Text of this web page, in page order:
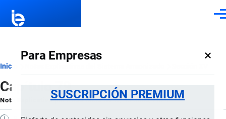
Para Empresas ×
SUSCRIPCIÓN PREMIUM
Ruta
de
navegación
Inicio
Capítulo 79
Nota ExplicativaporImportaciones …, 15 Julio, 2024